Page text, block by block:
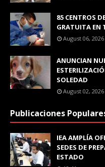
85 CENTROS
GRATUITA EN
August 06, 2026
ANUNCIAN
SOLEDAD
August 02, 2026
Publicaciones
IEA AMPLÍA
SEDES DE
ESTADO